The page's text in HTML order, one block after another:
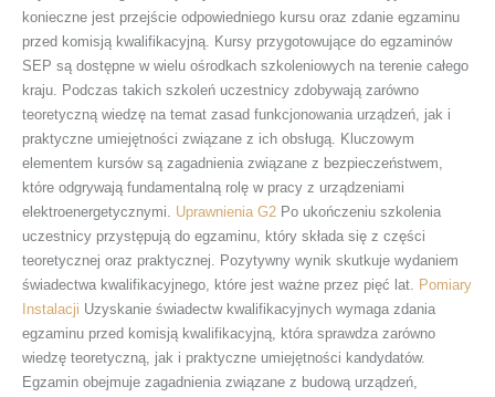
konieczne jest przejście odpowiedniego kursu oraz zdanie egzaminu
przed komisją kwalifikacyjną. Kursy przygotowujące do egzaminów
SEP są dostępne w wielu ośrodkach szkoleniowych na terenie całego
kraju. Podczas takich szkoleń uczestnicy zdobywają zarówno
teoretyczną wiedzę na temat zasad funkcjonowania urządzeń, jak i
praktyczne umiejętności związane z ich obsługą. Kluczowym
elementem kursów są zagadnienia związane z bezpieczeństwem,
które odgrywają fundamentalną rolę w pracy z urządzeniami
elektroenergetycznymi. Uprawnienia G2 Po ukończeniu szkolenia
uczestnicy przystępują do egzaminu, który składa się z części
teoretycznej oraz praktycznej. Pozytywny wynik skutkuje wydaniem
świadectwa kwalifikacyjnego, które jest ważne przez pięć lat. Pomiary
Instalacji Uzyskanie świadectw kwalifikacyjnych wymaga zdania
egzaminu przed komisją kwalifikacyjną, która sprawdza zarówno
wiedzę teoretyczną, jak i praktyczne umiejętności kandydatów.
Egzamin obejmuje zagadnienia związane z budową urządzeń,